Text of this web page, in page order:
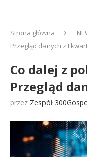
Strona główna
Przegląd danych z I
Co dalej z
Przegląd
przez Zespół